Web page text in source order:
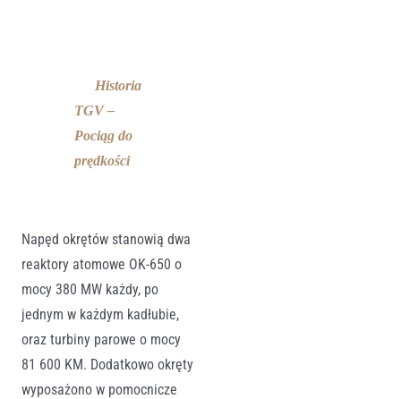
Historia
TGV –
Pociąg do
prędkości
Napęd okrętów stanowią dwa
reaktory atomowe OK-650 o
mocy 380 MW każdy, po
jednym w każdym kadłubie,
oraz turbiny parowe o mocy
81 600 KM. Dodatkowo okręty
wyposażono w pomocnicze